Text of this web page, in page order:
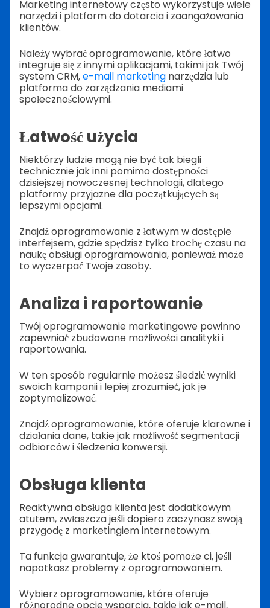
Marketing internetowy często wykorzystuje wiele
narzędzi i platform do dotarcia i zaangażowania
klientów.
Należy wybrać oprogramowanie, które łatwo
integruje się z innymi aplikacjami, takimi jak Twój
system CRM,e-mail marketing narzędzia lub
platforma do zarządzania mediami
społecznościowymi.
Łatwość użycia
Niektórzy ludzie mogą nie być tak biegli
technicznie jak inni pomimo dostępności
dzisiejszej nowoczesnej technologii, dlatego
platformy przyjazne dla początkujących są
lepszymi opcjami.
Znajdź oprogramowanie z łatwym w dostępie
interfejsem, gdzie spędzisz tylko trochę czasu na
naukę obsługi oprogramowania, ponieważ może
to wyczerpać Twoje zasoby.
Analiza i raportowanie
Twój oprogramowanie marketingowe powinno
zapewniać zbudowane możliwości analityki i
raportowania.
W ten sposób regularnie możesz śledzić wyniki
swoich kampanii i lepiej zrozumieć, jak je
zoptymalizować.
Znajdź oprogramowanie, które oferuje klarowne i
działania dane, takie jak możliwość segmentacji
odbiorców i śledzenia konwersji.
Obsługa klienta
Reaktywna obsługa klienta jest dodatkowym
atutem, zwłaszcza jeśli dopiero zaczynasz swoją
przygodę z marketingiem internetowym.
Ta funkcja gwarantuje, że ktoś pomoże ci, jeśli
napotkasz problemy z oprogramowaniem.
Wybierz oprogramowanie, które oferuje